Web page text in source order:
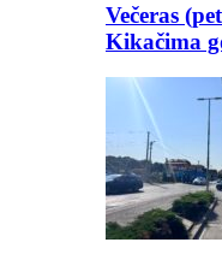
Večeras
Kikačima